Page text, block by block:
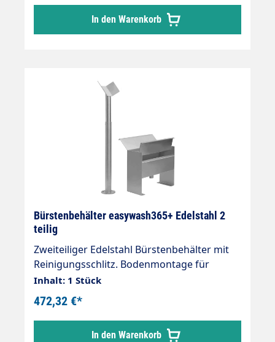
In den Warenkorb
Bürstenbehälter easywash365+ Edelstahl 2
teilig
Zweiteiliger Edelstahl Bürstenbehälter mit
Reinigungsschlitz. Bodenmontage für
verschiedene Waschbürstenlängen. Köcher:
H x B x T: 315 x 305 x 120 mm. Halterrohr:
Rohr Ø 42 mm, höhenverstellbar von 570
mm bis 1.000 mm Material: Edelstahl
Inhalt: 1 Stück
472,32 €*
In den Warenkorb